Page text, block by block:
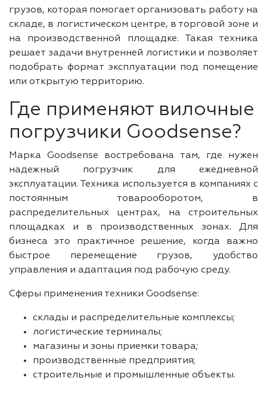
грузов, которая помогает организовать работу на
складе, в логистическом центре, в торговой зоне и
на производственной площадке. Такая техника
решает задачи внутренней логистики и позволяет
подобрать формат эксплуатации под помещение
или открытую территорию.
Где применяют вилочные
погрузчики Goodsense?
Марка Goodsense востребована там, где нужен
надежный погрузчик для ежедневной
эксплуатации. Техника используется в компаниях с
постоянным товарооборотом, в
распределительных центрах, на строительных
площадках и в производственных зонах. Для
бизнеса это практичное решение, когда важно
быстрое перемещение грузов, удобство
управления и адаптация под рабочую среду.
Сферы применения техники Goodsense:
склады и распределительные комплексы;
логистические терминалы;
магазины и зоны приемки товара;
производственные предприятия;
строительные и промышленные объекты.